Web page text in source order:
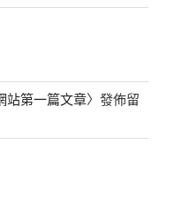
站第一篇文章〉發佈留